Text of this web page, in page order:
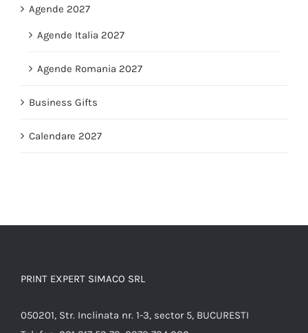
Agende 2027
Agende Italia 2027
Agende Romania 2027
Business Gifts
Calendare 2027
PRINT EXPERT SIMACO SRL
050201, Str. Inclinata nr. 1-3, sector 5, BUCURESTI